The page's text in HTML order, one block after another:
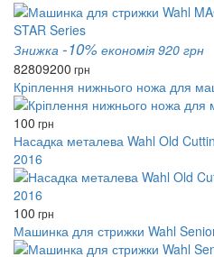
Знижка -10% економія 920 грн
82809200 грн
Кріплення нижнього ножа для
100 грн
Насадка металева Wahl Old
2016
100 грн
Машинка для стрижки Wahl